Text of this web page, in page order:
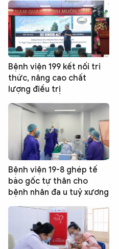
Bệnh viện 199 kết nối tri
thức, nâng cao chất
lượng điều trị
Bệnh viện 19-8 ghép tế
bào gốc tự thân cho
bệnh nhân đa u tuỷ xương